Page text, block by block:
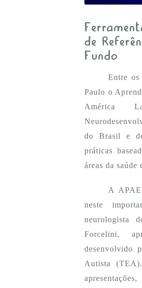
de
Fundo
Entre
Paulo o
América
do Brasil e
práticas
áreas da saúde
A
neste
neurologista
Forcelini,
desenvolvido
Autista